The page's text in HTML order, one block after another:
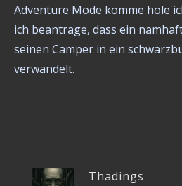
Adventure Mode komme hole
ich beantrage, dass ein
seinen Camper in ein
verwandelt.
Thadings